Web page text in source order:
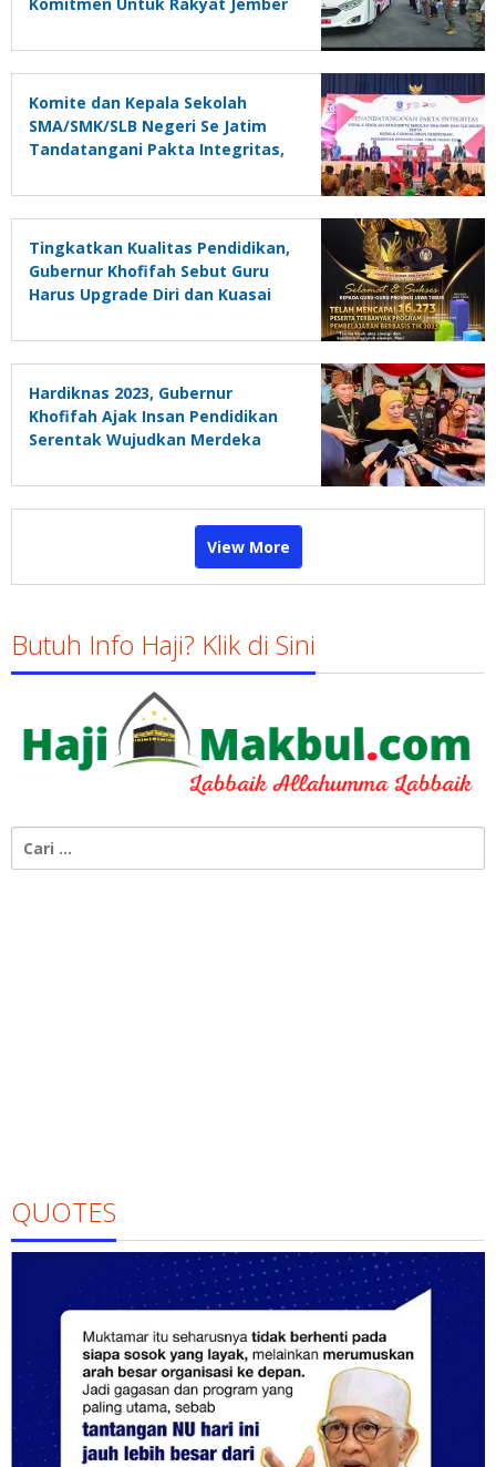
Komite dan Kepala Sekolah
SMA/SMK/SLB Negeri Se Jatim
Tandatangani Pakta Integritas,
Ada Paksaan, Sumbangan Harus
Sukarela dan Tatakelolanya
Harus Transparan
Tingkatkan Kualitas Pendidikan,
Gubernur Khofifah Sebut Guru
Harus Upgrade Diri dan Kuasai
Hardiknas 2023, Gubernur
Khofifah Ajak Insan Pendidikan
Serentak Wujudkan Merdeka
View More
Butuh Info Haji? Klik di Sini
untuk:
QUOTES